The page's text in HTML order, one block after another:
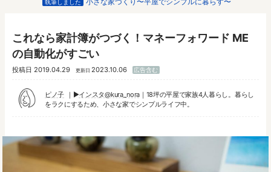
執筆しました
これなら家計簿がつづく！マネーフォワード ME
の自動化がすごい
投稿日 2019.04.29 更新日 2023.10.06 広告含む
ピノ子 ▶︎インスタ@kura_nora｜18坪の平屋で家族4人暮らし。暮らし
をラクにするため、小さな家でシンプルライフ中。